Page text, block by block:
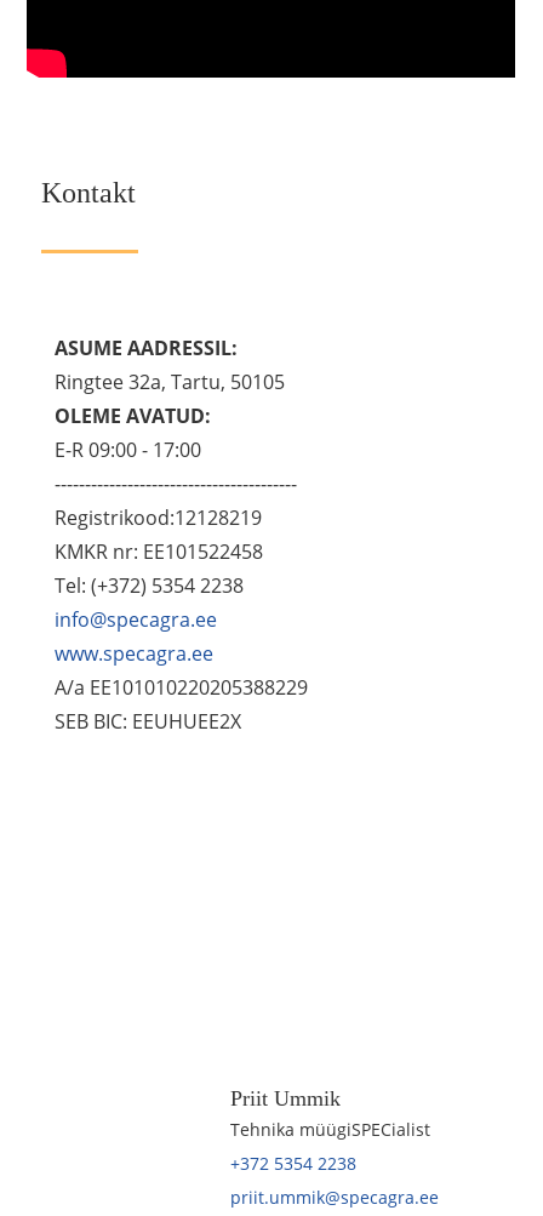
Kontakt
ASUME AADRESSIL:
Ringtee 32a, Tartu, 50105
OLEME AVATUD:
E-R 09:00 - 17:00
----------------------------------------
Registrikood:12128219
KMKR nr: EE101522458
Tel: (+372) 5354 2238
info@specagra.ee
www.specagra.ee
A/a EE101010220205388229
SEB BIC: EEUHUEE2X
Priit Ummik
Tehnika müügiSPECialist
+372 5354 2238
priit.ummik@specagra.ee